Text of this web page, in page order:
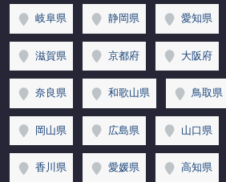
岐阜県 静岡県 愛知県
滋賀県 京都府 大阪府
奈良県 和歌山県 鳥取県
岡山県 広島県 山口県
香川県 愛媛県 高知県